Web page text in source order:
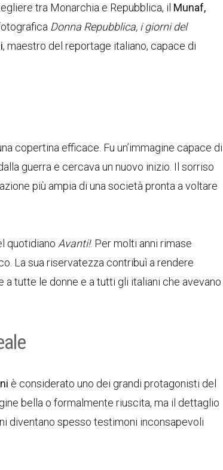
tra Monarchia e Repubblica, il Munaf,
Donna Repubblica, i giorni del
, maestro del reportage italiano, capace di
copertina efficace. Fu un’immagine capace di
guerra e cercava un nuovo inizio. Il sorriso
più ampia di una società pronta a voltare
quotidiano Avanti!. Per molti anni rimase
La sua riservatezza contribuì a rendere
a tutte le donne e a tutti gli italiani che avevano
è considerato uno dei grandi protagonisti del
bella o formalmente riuscita, ma il dettaglio
diventano spesso testimoni inconsapevoli